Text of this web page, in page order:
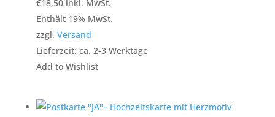
€18,50 inkl. MwSt.
Enthält 19% MwSt.
zzgl. Versand
Lieferzeit: ca. 2-3 Werktage
Add to Wishlist